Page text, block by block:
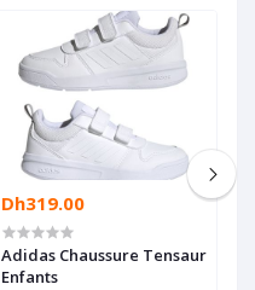
Dh319.00
Adidas Chaussure Tensaur
Enfants